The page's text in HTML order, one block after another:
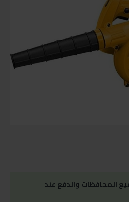
المحافظات والدفع عند